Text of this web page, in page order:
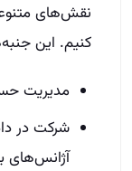
نقش‌های
کنیم. این
مدیریت
شرکت در
آژانس‌های